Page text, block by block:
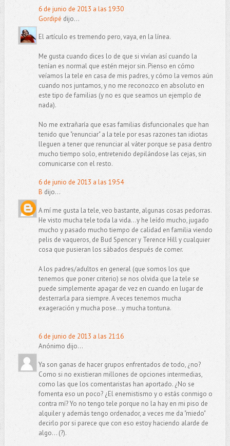
6 de junio de 2013 a las 19:30
Gordipé dijo...
El artículo es tremendo pero, vaya, en la línea.
Me gusta cuando dices lo de que si vivían así cuando la
tenían es normal que estén mejor sin. Pienso en cómo
veíamos la tele en casa de mis padres, y cómo la vemos aún
cuando nos juntamos, y no me reconozco en absoluto en
este tipo de familias (y no es que seamos un ejemplo de
nada).
No me extrañaría que esas familias disfuncionales que han
tenido que "renunciar" a la tele por esas razones tan idiotas
lleguen a tener que renunciar al váter porque se pasa dentro
mucho tiempo solo, entretenido depilándose las cejas, sin
comunicarse con el resto.
6 de junio de 2013 a las 19:54
B dijo...
A mí me gusta la tele, veo bastante, algunas cosas pedorras.
He visto mucha tele toda la vida...y he leído mucho, jugado
mucho y pasado mucho tiempo de calidad en familia viendo
pelis de vaqueros, de Bud Spencer y Terence Hill y cualquier
cosa que pusieran los sábados después de comer.
A los padres/adultos en general (que somos los que
tenemos que poner criterio) se nos olvida que la tele se
puede simplemente apagar de vez en cuando en lugar de
desterrarla para siempre. A veces tenemos mucha
exageración y mucha pose...y mucha tontuna.
6 de junio de 2013 a las 21:16
Anónimo dijo...
Ya son ganas de hacer grupos enfrentados de todo, ¿no?
Como si no existieran millones de opciones intermedias,
como las que los comentaristas han aportado. ¿No se
fomenta eso un poco? ¿El enemistismo y o estás conmigo o
contra mí? Yo no tengo tele porque no la hay en mi piso de
alquiler y además tengo ordenador, a veces me da "miedo"
decirlo por si parece que con eso estoy haciendo alarde de
algo... (?).